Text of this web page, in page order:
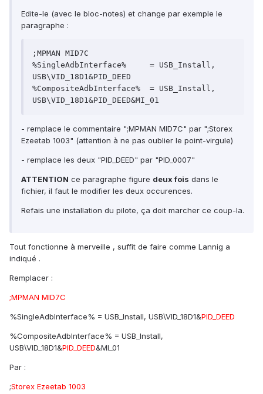
Edite-le (avec le bloc-notes) et change par exemple le
paragraphe :
;MPMAN MID7C
%SingleAdbInterface%	 = USB_Install,
USB\VID_18D1&PID_DEED
%CompositeAdbInterface%	 = USB_Install,
- remplace le commentaire ";MPMAN MID7C" par ";Storex
Ezeetab 1003" (attention à ne pas oublier le point-virgule)
- remplace les deux "PID_DEED" par "PID_0007"
ATTENTION ce paragraphe figure deux fois dans le
fichier, il faut le modifier les deux occurences.
Refais une installation du pilote, ça doit marcher ce coup-la.
Tout fonctionne à merveille , suffit de faire comme Lannig a
indiqué .
Remplacer :
;MPMAN MID7C
%SingleAdbInterface% = USB_Install, USB\VID_18D1&PID_DEED
%CompositeAdbInterface% = USB_Install,
USB\VID_18D1&PID_DEED&MI_01
Par :
;Storex Ezeetab 1003